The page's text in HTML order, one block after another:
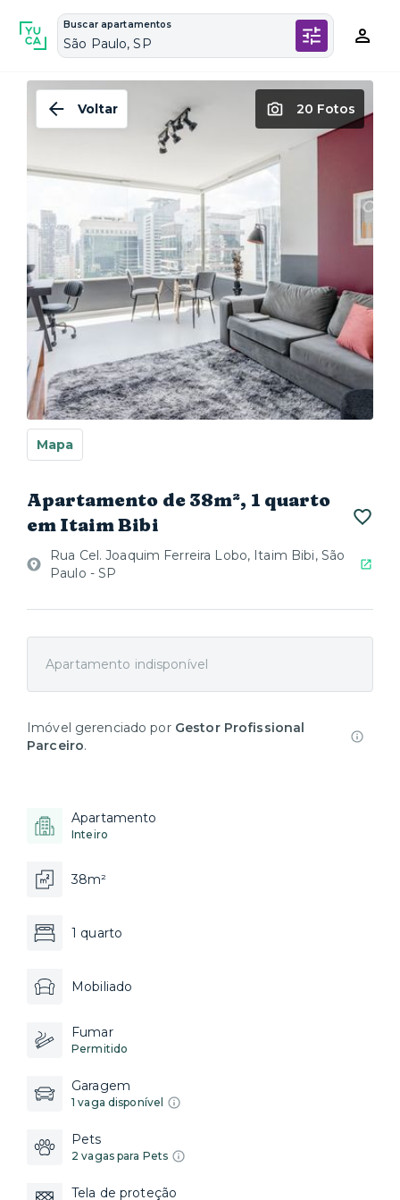
Buscar apartamentos
São Paulo, SP
Voltar 20 Fotos
Mapa
Apartamento de 38m², 1 quarto
em Itaim Bibi
Rua Cel. Joaquim Ferreira Lobo, Itaim Bibi, São
Paulo - SP
Apartamento indisponível
Imóvel gerenciado por Gestor Profissional
Parceiro.
Apartamento
Inteiro
38m²
1 quarto
Mobiliado
Fumar
Permitido
Garagem
1 vaga disponível
Pets
2 vagas para Pets
Tela de proteção